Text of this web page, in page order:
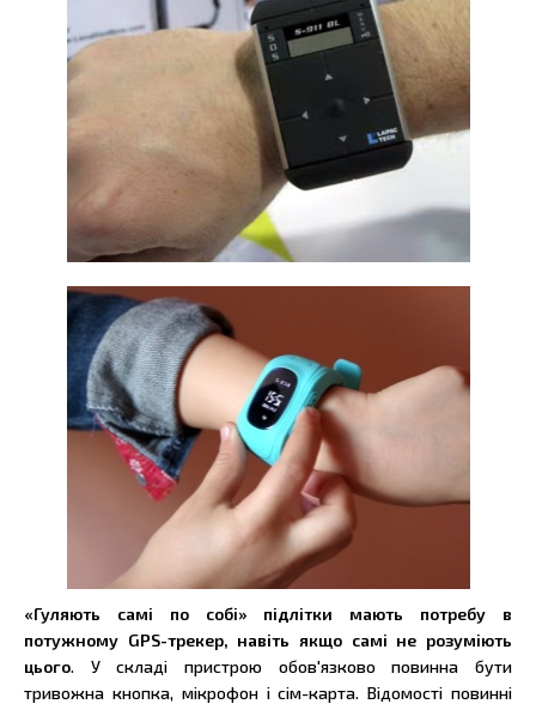
«Гуляють самі по собі» підлітки мають потребу в
потужному GPS-трекер, навіть якщо самі не розуміють
цього. У складі пристрою обов'язково повинна бути
тривожна кнопка, мікрофон і сім-карта. Відомості повинні